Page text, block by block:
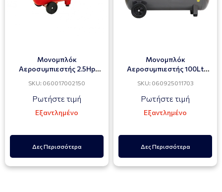
Μονομπλόκ
Αεροσυμπιεστής 2.5Hp
SKU: 060017002150
Ρωτήστε τιμή
Εξαντλημένο
Δες Περισσότερα
Μονομπλόκ
Αεροσυμπιεστής 100Lt
SKU: 060925011703
Ρωτήστε τιμή
Εξαντλημένο
Δες Περισσότερα